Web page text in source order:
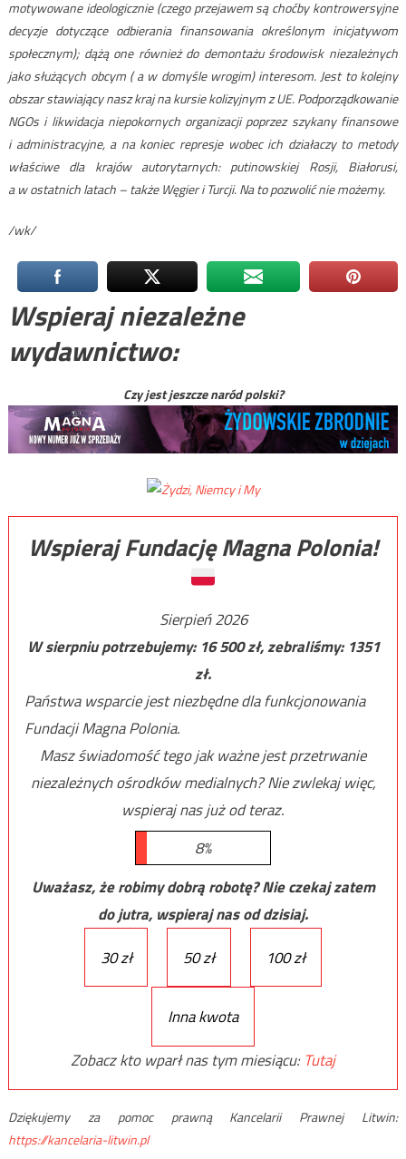
motywowane ideologicznie (czego przejawem są choćby kontrowersyjne
decyzje dotyczące odbierania finansowania określonym inicjatywom
społecznym); dążą one również do demontażu środowisk niezależnych
jako służących obcym ( a w domyśle wrogim) interesom. Jest to kolejny
obszar stawiający nasz kraj na kursie kolizyjnym z UE. Podporządkowanie
NGOs i likwidacja niepokornych organizacji poprzez szykany finansowe
i administracyjne, a na koniec represje wobec ich działaczy to metody
właściwe dla krajów autorytarnych: putinowskiej Rosji, Białorusi,
a w ostatnich latach – także Węgier i Turcji. Na to pozwolić nie możemy.
/wk/
Wspieraj niezależne
wydawnictwo:
Czy jest jeszcze naród polski?
Wspieraj Fundację Magna Polonia!
Sierpień 2026
W sierpniu potrzebujemy: 16 500zł, zebraliśmy: 1351
zł.
Państwa wsparcie jest niezbędne dla funkcjonowania
Fundacji Magna Polonia.
Masz świadomość tego jak ważne jest przetrwanie
niezależnych ośrodków medialnych? Nie zwlekaj więc,
wspieraj nas już od teraz.
8%
Uważasz, że robimy dobrą robotę? Nie czekaj zatem
do jutra, wspieraj nas od dzisiaj.
30 zł
50 zł 100 zł
Inna kwota
Zobacz kto wparł nas tym miesiącu: Tutaj
Dziękujemy za pomoc prawną Kancelarii Prawnej Litwin:
https://kancelaria-litwin.pl